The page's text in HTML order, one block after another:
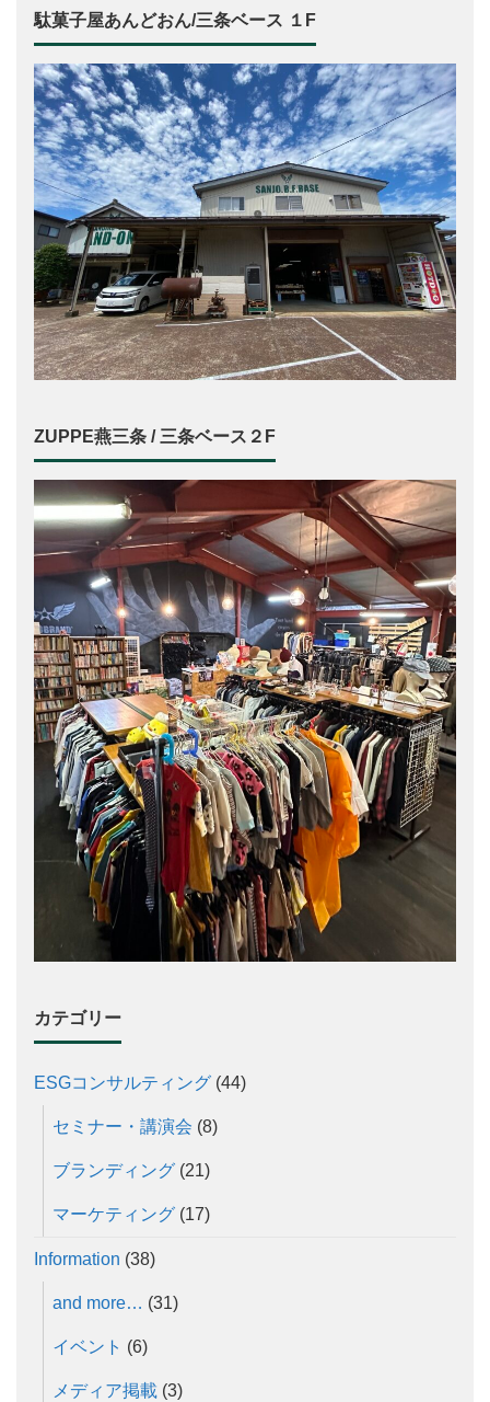
駄菓子屋あんどおん/三条ベース １F
ZUPPE燕三条 / 三条ベース２F
カテゴリー
ESGコンサルティング (44)
セミナー・講演会 (8)
ブランディング (21)
マーケティング (17)
Information (38)
and more… (31)
イベント (6)
メディア掲載 (3)